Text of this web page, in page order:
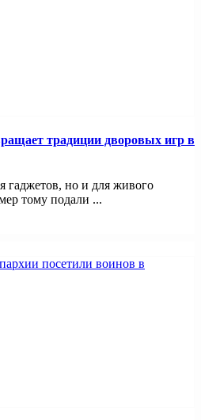
традиции дворовых игр в
гаджетов, но и для живого
тому подали ...